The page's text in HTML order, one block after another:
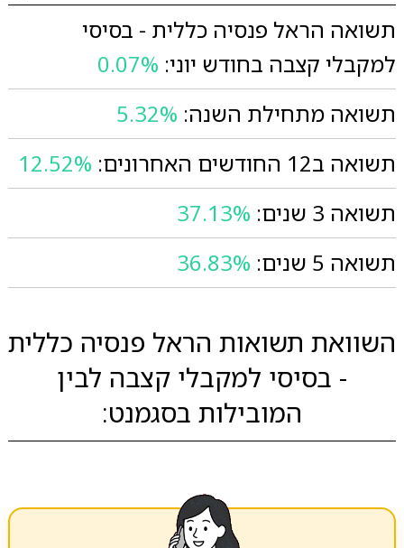
תשואה הראל פנסיה כללית - בסיסי
למקבלי קצבה בחודש יוני: 0.07%
תשואה מתחילת השנה: 5.32%
תשואה ב12 החודשים האחרונים:
12.52%
תשואה 3 שנים:
37.13%
תשואה 5 שנים:
36.83%
השוואת תשואות הראל פנסיה כללית
- בסיסי למקבלי קצבה לבין
המובילות בסגמנט: